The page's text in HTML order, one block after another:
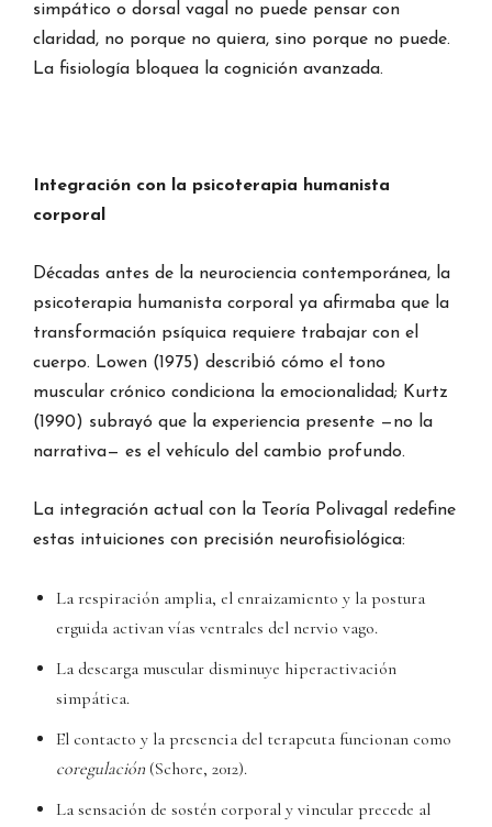
simpático o dorsal vagal no puede pensar con
claridad, no porque no quiera, sino porque no puede.
La fisiología bloquea la cognición avanzada.
Integración con la psicoterapia humanista
corporal
Décadas antes de la neurociencia contemporánea, la
psicoterapia humanista corporal ya afirmaba que la
transformación psíquica requiere trabajar con el
cuerpo. Lowen (1975) describió cómo el tono
muscular crónico condiciona la emocionalidad; Kurtz
(1990) subrayó que la experiencia presente —no la
narrativa— es el vehículo del cambio profundo.
La integración actual con la Teoría Polivagal redefine
estas intuiciones con precisión neurofisiológica:
La respiración amplia, el enraizamiento y la postura
erguida activan vías ventrales del nervio vago.
La descarga muscular disminuye hiperactivación
simpática.
El contacto y la presencia del terapeuta funcionan como
coregulación (Schore, 2012).
La sensación de sostén corporal y vincular precede al